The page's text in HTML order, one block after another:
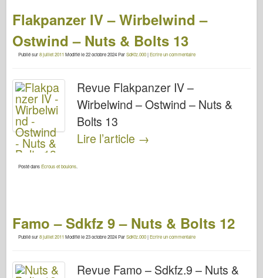
Flakpanzer IV – Wirbelwind –
Ostwind – Nuts & Bolts 13
Publié sur8 juillet 2011 Modifié le22 octobre 2024ParSdKfz.000|Ecrire un commentaire
Revue Flakpanzer IV –
Wirbelwind – Ostwind – Nuts &
Bolts 13
Lire l’article →
Posté dansÉcrous et boulons
Famo – Sdkfz 9 – Nuts & Bolts 12
Publié sur8 juillet 2011 Modifié le23 octobre 2024ParSdKfz.000|Ecrire un commentaire
Revue Famo – Sdkfz.9 – Nuts &